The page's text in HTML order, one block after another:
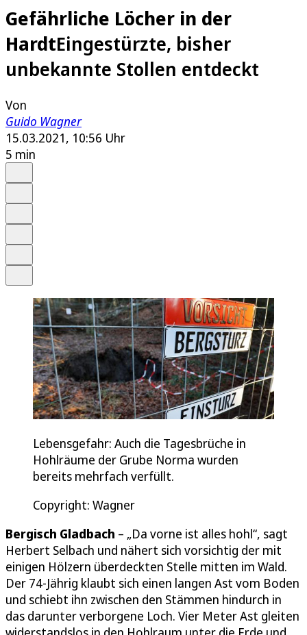
Gefährliche Löcher in der
HardtEingestürzte, bisher
unbekannte Stollen entdeckt
Von
Guido Wagner
15.03.2021, 10:56 Uhr
5 min
Lebensgefahr: Auch die Tagesbrüche in
Hohlräume der Grube Norma wurden
bereits mehrfach verfüllt.
Copyright: Wagner
Bergisch Gladbach – „Da vorne ist alles hohl“, sagt
Herbert Selbach und nähert sich vorsichtig der mit
einigen Hölzern überdeckten Stelle mitten im Wald.
Der 74-Jährig klaubt sich einen langen Ast vom Boden
und schiebt ihn zwischen den Stämmen hindurch in
das darunter verborgene Loch. Vier Meter Ast gleiten